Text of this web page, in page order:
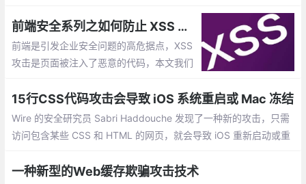
前端安全系列之如何防止 XSS 攻击？
前端是引发企业安全问题的高危据点，XSS
攻击是页面被注入了恶意的代码，本文我们
绍，XSS 攻击的分类，XSS 攻击的预防和检
测，XSS 攻击的总结，XSS 攻击案例
15行CSS代码攻击会导致 iOS 系统重启或 Mac 冻结
Wire 的安全研究员 Sabri Haddouche 发现了一种新的攻击，只需
访问包含某些 CSS 和 HTML 的网页，就会导致 iOS 重新启动或重
影响。
一种新型的Web缓存欺骗攻击技术